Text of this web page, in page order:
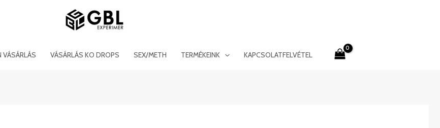
VÁSÁRLÁS VÁSÁRLÁS KO DROPS SEX/METH TERMÉKEINK KAPCSOLATFELVÉTEL